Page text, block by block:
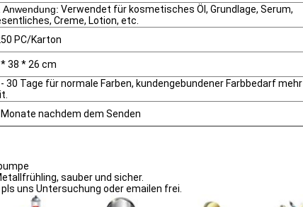
Anwendung: Verwendet für kosmetisches Öl, Grundlage, Serum,
Creme, Lotion, etc.
PC/Karton
38 * 26 cm
30 Tage für normale Farben, kundengebundener Farbbedarf mehr
Monate nachdem dem Senden
sauber und sicher.
uns Untersuchung oder emailen frei.